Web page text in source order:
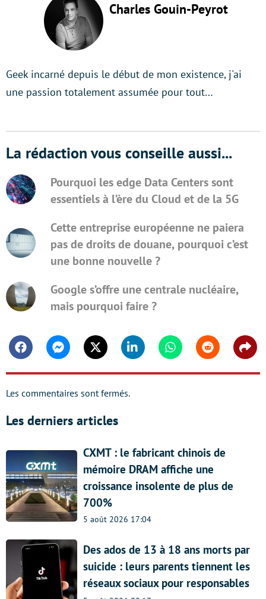
Charles Gouin-Peyrot
Geek incarné depuis le début de mon existence, j'ai
une passion totalement assumée pour tout…
La rédaction vous conseille aussi...
Pourquoi les edge Data Centers sont
essentiels à l’ère du Cloud et de la 5G
Cette entreprise européenne ne paiera
pas de droits de douane, pourquoi c’est
une bonne nouvelle ?
Google s’offre une centrale nucléaire,
mais pourquoi faire ?
FacebookMessengerTwitter Linkedin WhatsappReddit
Les commentaires sont fermés.
Les derniers articles
CXMT : le fabricant chinois de
mémoire DRAM affiche une
croissance insolente de plus de
700%
5 août 2026 17:04
Des ados de 13 à 18 ans morts par
suicide : leurs parents tiennent les
réseaux sociaux pour responsables